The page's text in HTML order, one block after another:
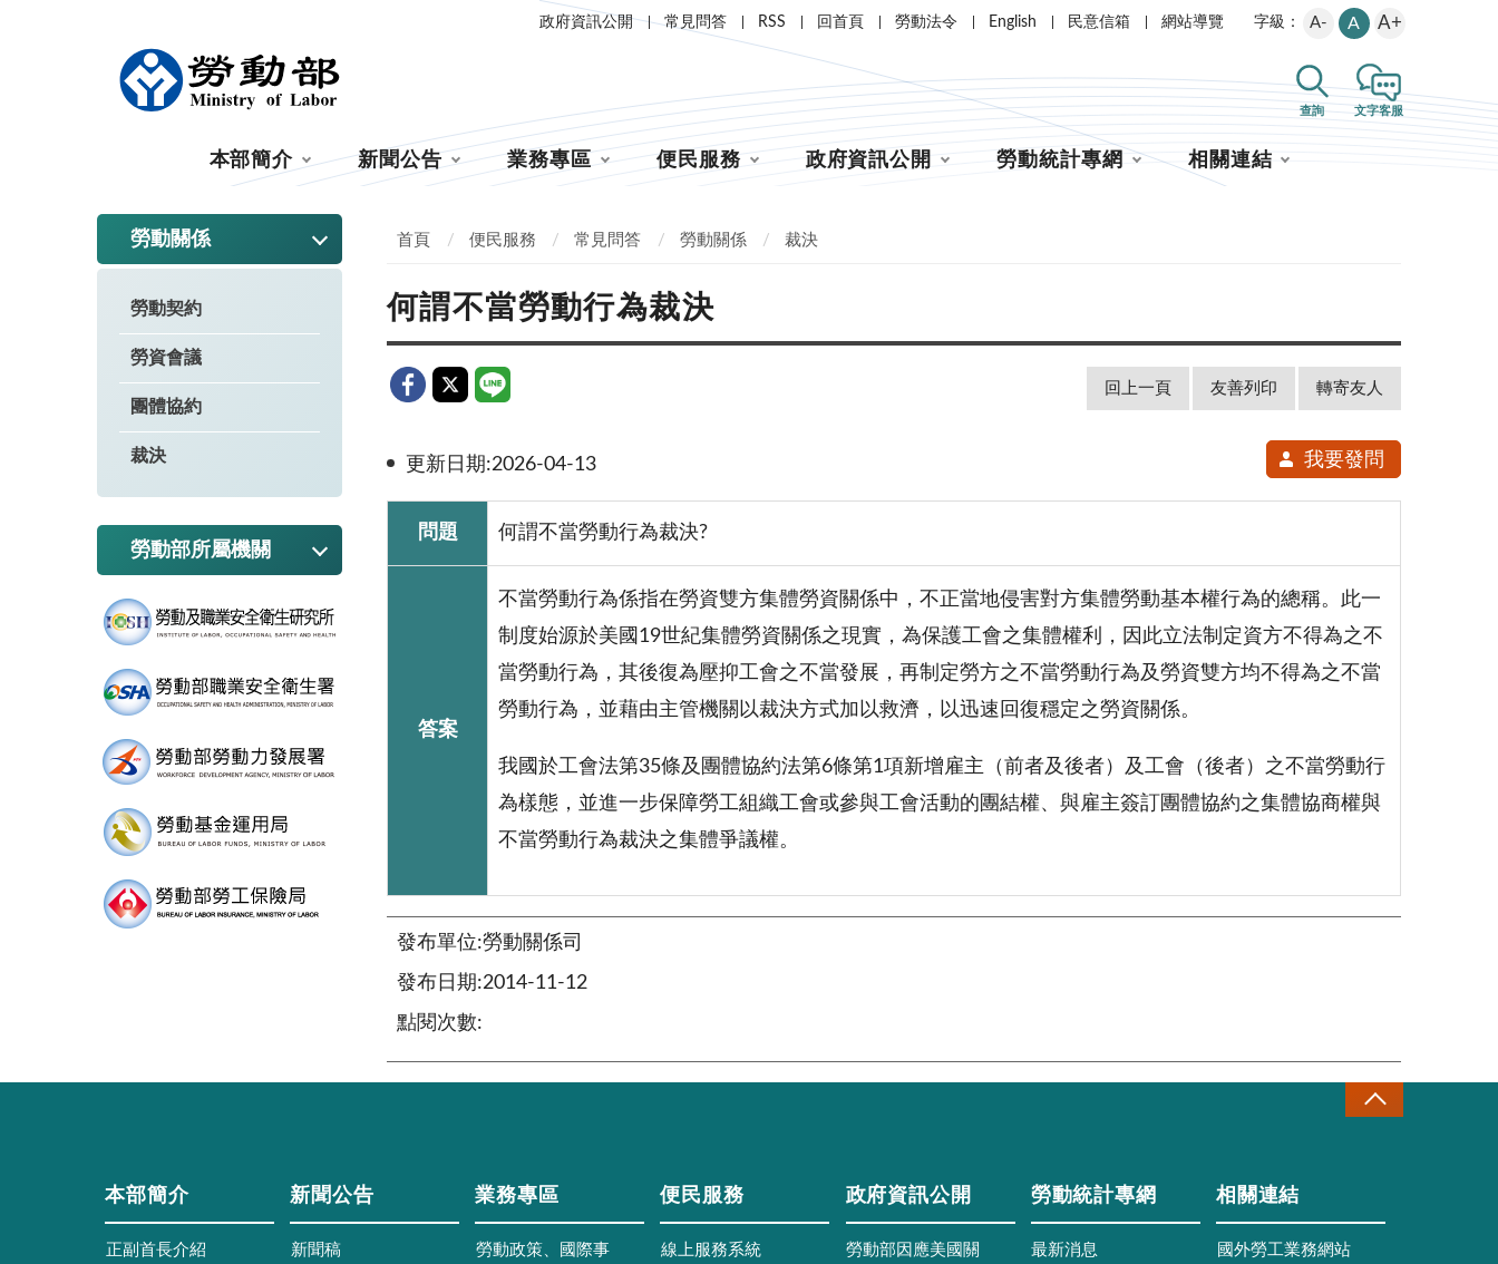
政府資訊公開 常見問答 RSS 回首頁 勞動法令 English 民意信箱 網站導覽 字級： A- A A+
查詢 文字客服
本部簡介 新聞公告 業務專區 便民服務 政府資訊公開 勞動統計專網 相關連結
勞動關係
勞動契約
勞資會議
團體協約
裁決
勞動部所屬機關
首頁 便民服務 常見問答 勞動關係 裁決
何謂不當勞動行為裁決
回上一頁 友善列印 轉寄友人
更新日期:2026-04-13 我要發問
問題 何謂不當勞動行為裁決?
答案
不當勞動行為係指在勞資雙方集體勞資關係中，不正當地侵害對方集體勞動基本權行為的總稱。此一
制度始源於美國19世紀集體勞資關係之現實，為保護工會之集體權利，因此立法制定資方不得為之不
當勞動行為，其後復為壓抑工會之不當發展，再制定勞方之不當勞動行為及勞資雙方均不得為之不當
勞動行為，並藉由主管機關以裁決方式加以救濟，以迅速回復穩定之勞資關係。
我國於工會法第35條及團體協約法第6條第1項新增雇主（前者及後者）及工會（後者）之不當勞動行
為樣態，並進一步保障勞工組織工會或參與工會活動的團結權、與雇主簽訂團體協約之集體協商權與
不當勞動行為裁決之集體爭議權。
發布單位:勞動關係司
發布日期:2014-11-12
點閱次數:
本部簡介
正副首長介紹
新聞公告
新聞稿
業務專區
勞動政策、國際事
便民服務
線上服務系統
政府資訊公開
勞動部因應美國關
勞動統計專網
最新消息
相關連結
國外勞工業務網站